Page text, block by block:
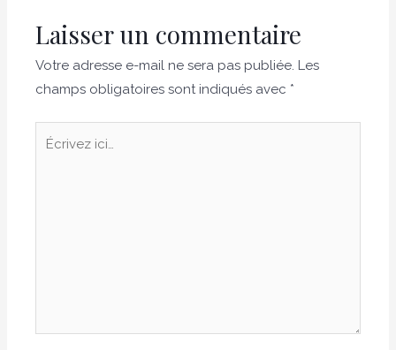
Laisser un commentaire
Votre adresse e-mail ne sera pas publiée. Les
champs obligatoires sont indiqués avec *
Écrivez